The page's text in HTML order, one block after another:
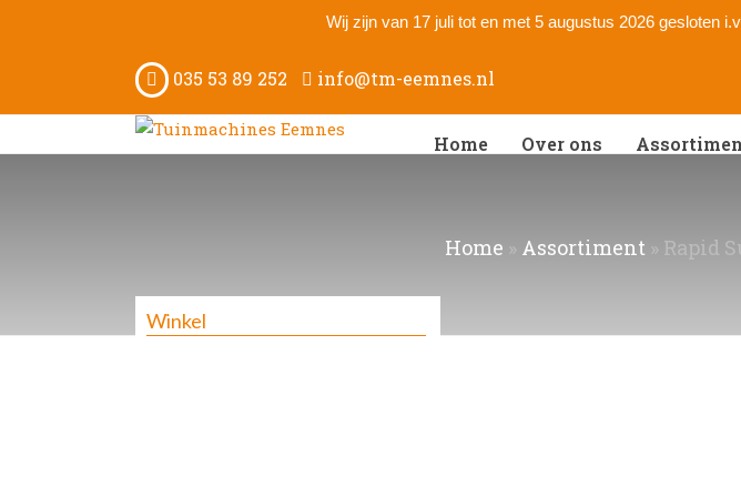
Wij zijn van 17 juli tot en met 5 augustus 2026 gesloten
035 53 89 252 info@tm-eemnes.nl
Home Over ons
Winkel
Home » Assortiment» Rapid